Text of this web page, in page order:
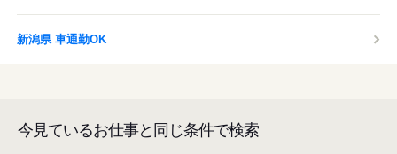
新潟県 車通勤OK
今見ているお仕事と同じ条件で検索